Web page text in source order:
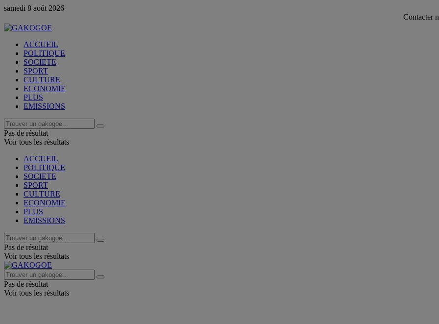
samedi 8 août 2026
Contacter notre
ACCUEIL
POLITIQUE
SOCIETE
SPORT
CULTURE
ECONOMIE
PLUS
EMISSIONS
Pas de résultat
Voir tous les résultats
ACCUEIL
POLITIQUE
SOCIETE
SPORT
CULTURE
ECONOMIE
PLUS
EMISSIONS
Pas de résultat
Voir tous les résultats
Pas de résultat
Voir tous les résultats